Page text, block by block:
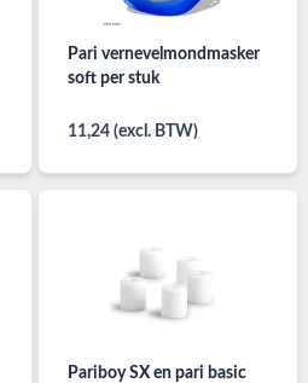
Pari vernevelmondmasker
soft per stuk
11,24 (excl. BTW)
Pariboy SX en pari basic